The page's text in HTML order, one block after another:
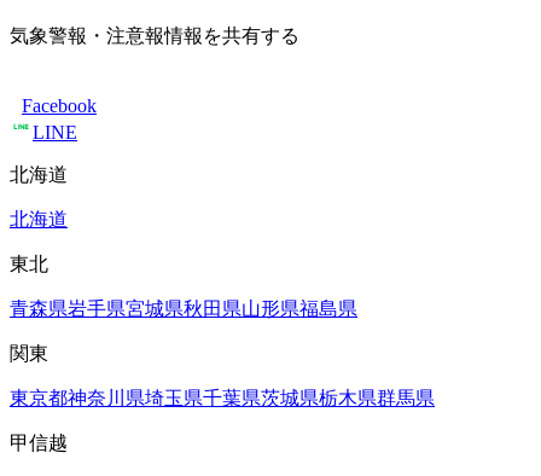
気象警報・注意報情報を共有する
Facebook
LINE
北海道
北海道
東北
青森県岩手県宮城県秋田県山形県福島県
関東
東京都神奈川県埼玉県千葉県茨城県栃木県群馬県
甲信越